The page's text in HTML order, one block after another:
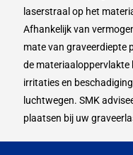
laserstraal op het
Afhankelijk van
mate van graveerdiepte
de materiaaloppervlakte
irritaties en
luchtwegen. SMK
plaatsen bij uw